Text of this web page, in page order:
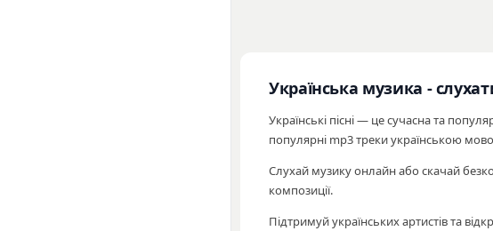
Українська музика -
Українські пісні — це сучасна та
популярні mp3 треки українською
Слухай музику онлайн або скачай
композиції.
Підтримуй українських артистів та